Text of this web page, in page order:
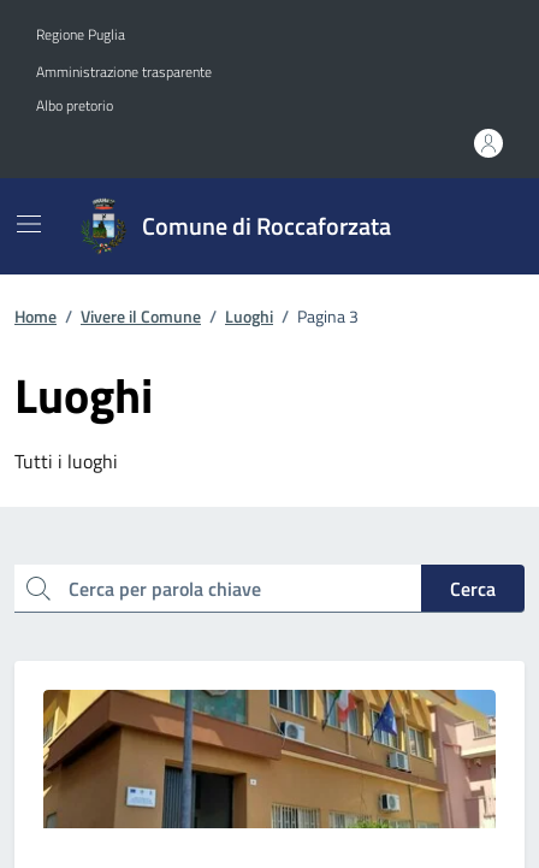
Regione Puglia
Amministrazione trasparente
Albo pretorio
Comune di Roccaforzata
Home / Vivere il Comune / Luoghi / Pagina 3
Luoghi
Tutti i luoghi
cerca Cerca